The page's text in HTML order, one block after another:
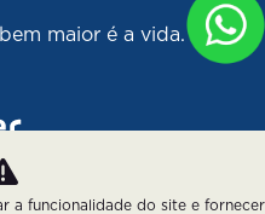
maior é a vida.
® Direitos Reservados.
a funcionalidade do site e fornecer